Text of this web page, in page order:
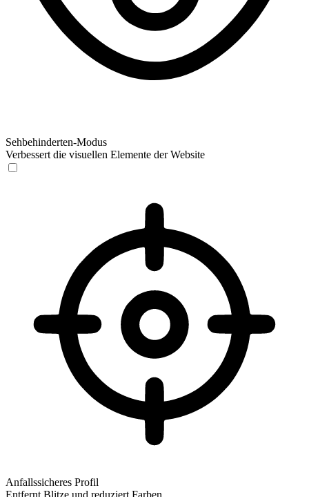
Sehbehinderten-Modus
Verbessert die visuellen Elemente der Website
Anfallssicheres Profil
Entfernt Blitze und reduziert Farben